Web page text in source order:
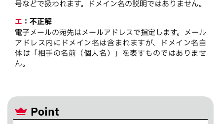
号などで扱われます。ドメイン名の説明ではありません。
エ ： 不正解
電子メールの宛先はメールアドレスで指定します。メール
アドレス内にドメイン名は含まれますが、ドメイン名自
体は「相手の名前（個人名）」を表すものではありませ
ん。
Point